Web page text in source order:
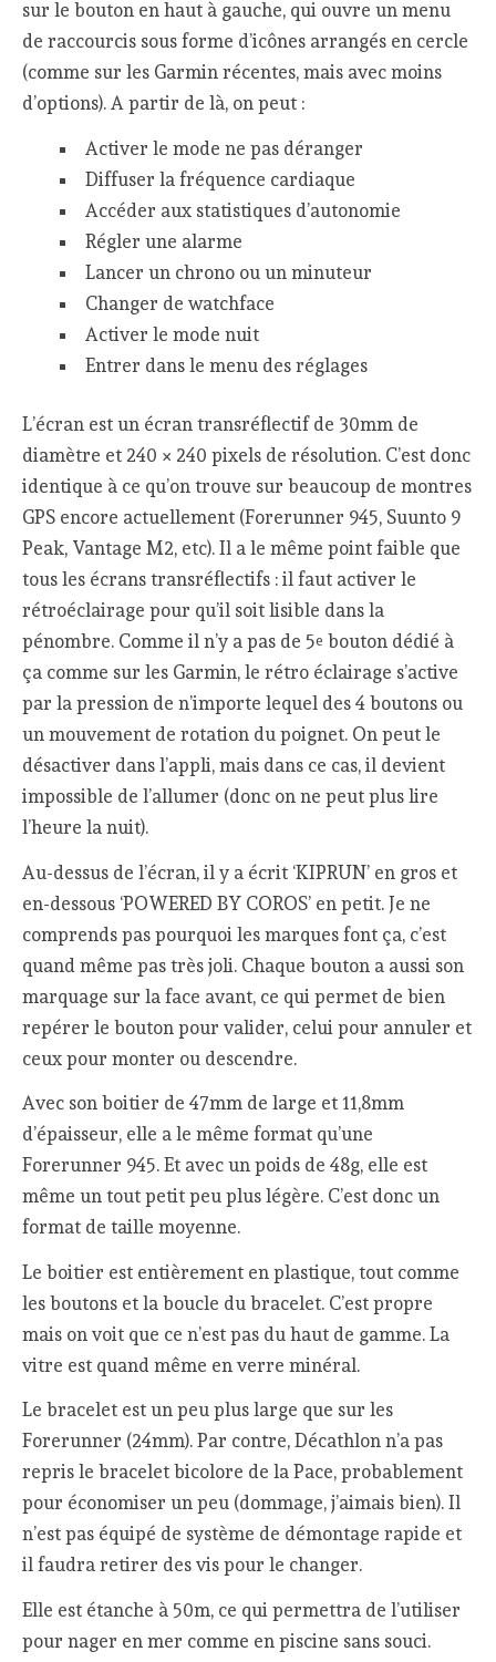
sur le bouton en haut à gauche, qui ouvre un menu
de raccourcis sous forme d’icônes arrangés en cercle
(comme sur les Garmin récentes, mais avec moins
d’options). A partir de là, on peut :
Activer le mode ne pas déranger
Diffuser la fréquence cardiaque
Accéder aux statistiques d’autonomie
Régler une alarme
Lancer un chrono ou un minuteur
Changer de watchface
Activer le mode nuit
Entrer dans le menu des réglages
L’écran est un écran transréflectif de 30mm de
diamètre et 240 × 240 pixels de résolution. C’est donc
identique à ce qu’on trouve sur beaucoup de montres
GPS encore actuellement (Forerunner 945, Suunto 9
Peak, Vantage M2, etc). Il a le même point faible que
tous les écrans transréflectifs : il faut activer le
rétroéclairage pour qu’il soit lisible dans la
pénombre. Comme il n’y a pas de 5e bouton dédié à
ça comme sur les Garmin, le rétro éclairage s’active
par la pression de n’importe lequel des 4 boutons ou
un mouvement de rotation du poignet. On peut le
désactiver dans l’appli, mais dans ce cas, il devient
impossible de l’allumer (donc on ne peut plus lire
l’heure la nuit).
Au-dessus de l’écran, il y a écrit ‘KIPRUN’ en gros et
en-dessous ‘POWERED BY COROS’ en petit. Je ne
comprends pas pourquoi les marques font ça, c’est
quand même pas très joli. Chaque bouton a aussi son
marquage sur la face avant, ce qui permet de bien
repérer le bouton pour valider, celui pour annuler et
ceux pour monter ou descendre.
Avec son boitier de 47mm de large et 11,8mm
d’épaisseur, elle a le même format qu’une
Forerunner 945. Et avec un poids de 48g, elle est
même un tout petit peu plus légère. C’est donc un
format de taille moyenne.
Le boitier est entièrement en plastique, tout comme
les boutons et la boucle du bracelet. C’est propre
mais on voit que ce n’est pas du haut de gamme. La
vitre est quand même en verre minéral.
Le bracelet est un peu plus large que sur les
Forerunner (24mm). Par contre, Décathlon n’a pas
repris le bracelet bicolore de la Pace, probablement
pour économiser un peu (dommage, j’aimais bien). Il
n’est pas équipé de système de démontage rapide et
il faudra retirer des vis pour le changer.
Elle est étanche à 50m, ce qui permettra de l’utiliser
pour nager en mer comme en piscine sans souci.